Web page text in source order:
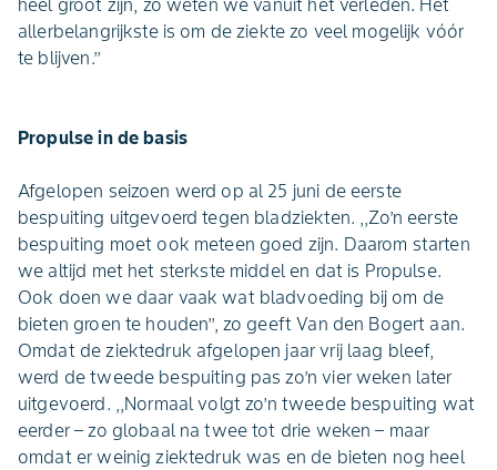
allerbelangrijkste is om de ziekte zo veel mogelijk vóór
te blijven.’’
Propulse in de basis
Afgelopen seizoen werd op al 25 juni de eerste
bespuiting uitgevoerd tegen bladziekten. ,,Zo’n eerste
bespuiting moet ook meteen goed zijn. Daarom starten
we altijd met het sterkste middel en dat is Propulse.
Ook doen we daar vaak wat bladvoeding bij om de
bieten groen te houden’’, zo geeft Van den Bogert aan.
Omdat de ziektedruk afgelopen jaar vrij laag bleef,
werd de tweede bespuiting pas zo’n vier weken later
uitgevoerd. ,,Normaal volgt zo’n tweede bespuiting wat
eerder – zo globaal na twee tot drie weken – maar
omdat er weinig ziektedruk was en de bieten nog heel